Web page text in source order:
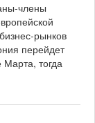
члены
рынков
перейдет
Марта, тогда